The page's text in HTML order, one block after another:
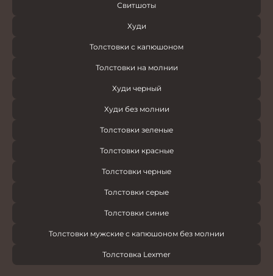
Свитшоты
Худи
Толстовки с капюшоном
Толстовки на молнии
Худи черный
Худи без молнии
Толстовки зеленые
Толстовки красные
Толстовки черные
Толстовки серые
Толстовки синие
Толстовки мужские с капюшоном без молнии
Толстовка Lexmer